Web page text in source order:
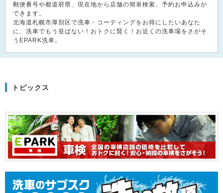
郵便番号や都道府県、現在地から店舗の簡単検索、予約お申込みが
できます。
北海道札幌市厚別区で洗車・コーティングをお得にしたいあなた
に、洗車でもう並ばない！おトクに賢く！お近くの洗車場をさがそ
うEPARK洗車。
トピックス